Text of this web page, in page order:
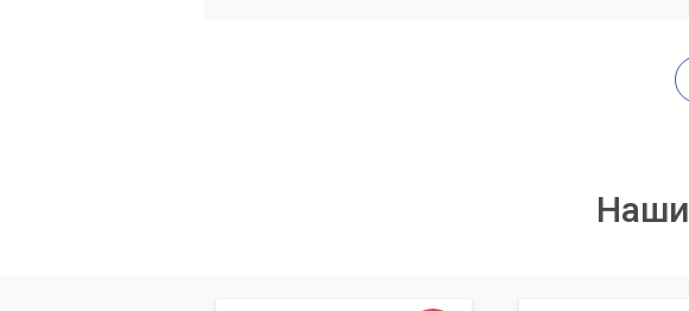
В заключении можно отметить, что IT-сопровождение
современном мире, где компьютерные технологии
каждая компания может позволить себе содержать